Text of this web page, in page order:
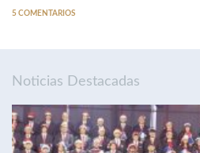
5 COMENTARIOS
Noticias Destacadas